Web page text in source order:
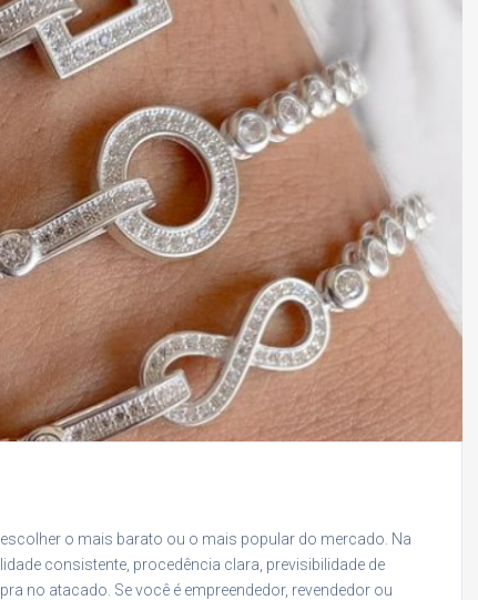
o mais barato ou o mais popular do mercado. Na
consistente, procedência clara, previsibilidade de
no atacado. Se você é empreendedor, revendedor ou